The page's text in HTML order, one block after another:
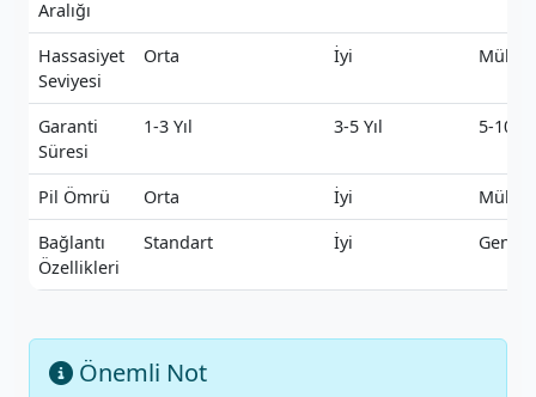
Aralığı
Hassasiyet
Seviyesi
Orta İyi
Garanti
Süresi
1-3 Yıl 3-5 Yıl 5-10 Yıl
Pil Ömrü Orta İyi
Bağlantı
Özellikleri
Standart İyi Geniş
Önemli Not